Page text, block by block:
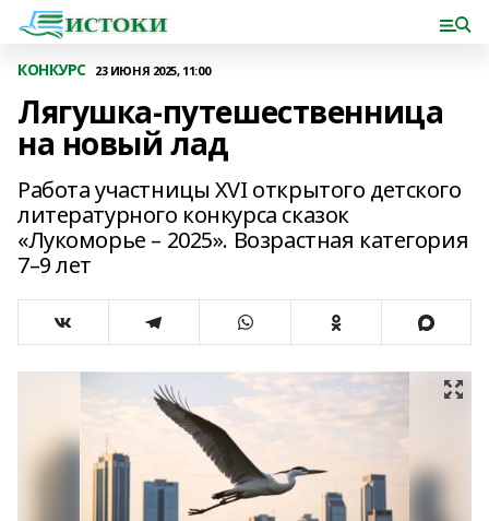
КОНКУРС 23 ИЮНЯ 2025, 11:00
Лягушка-путешественница
на новый лад
Работа участницы XVI открытого детского
литературного конкурса сказок
«Лукоморье – 2025». Возрастная категория
7–9 лет